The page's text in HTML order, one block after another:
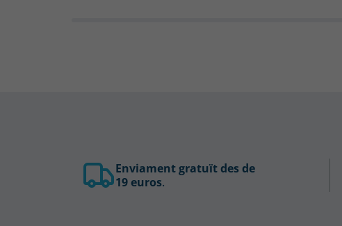
Enviament gratuït des de
19 euros.